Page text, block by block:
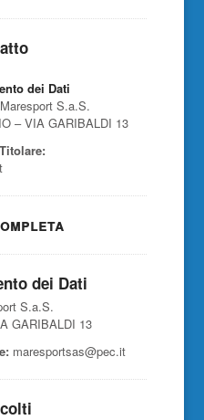
dei Dati
S.a.S.
– VIA GARIBALDI 13
dei Dati
S.a.S.
GARIBALDI 13
maresportsas@pec.it